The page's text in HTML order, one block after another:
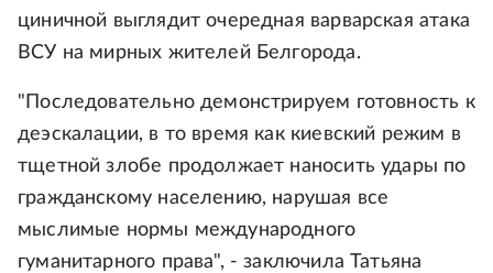
циничной выглядит очередная варварская атака
ВСУ на мирных жителей Белгорода.
"Последовательно демонстрируем готовность к
деэскалации, в то время как киевский режим в
тщетной злобе продолжает наносить удары по
гражданскому населению, нарушая все
мыслимые нормы международного
гуманитарного права", - заключила Татьяна